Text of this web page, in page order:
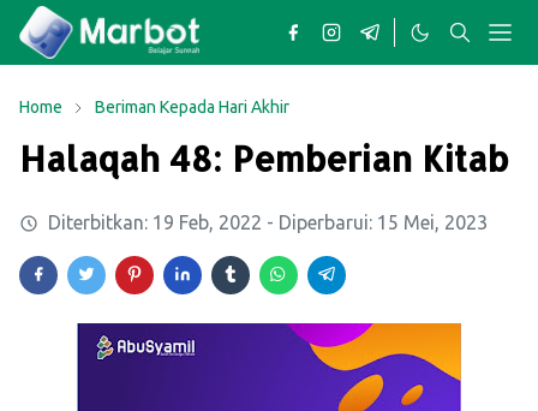
Home Beriman Kepada Hari Akhir
Halaqah 48: Pemberian Kitab
Diterbitkan: 19 Feb, 2022 - Diperbarui: 15 Mei, 2023